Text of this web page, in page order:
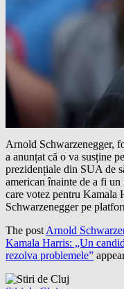
Arnold Schwarzenegger,
a anunțat că o va susține
prezidențiale din SUA de
american înainte de a fi
care votez pentru Kamala
Schwarzenegger pe
The post Arnold
Kamala Harris: „Un
rezolva problemele”